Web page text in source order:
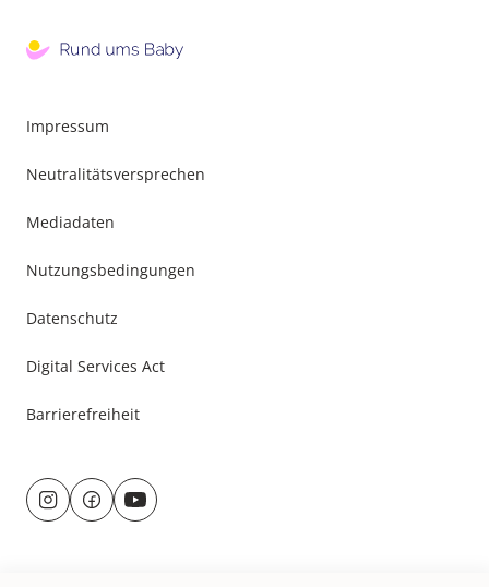
Impressum
Neutralitätsversprechen
Mediadaten
Nutzungsbedingungen
Datenschutz
Digital Services Act
Barrierefreiheit
Besuche
uns
auf:
@
f